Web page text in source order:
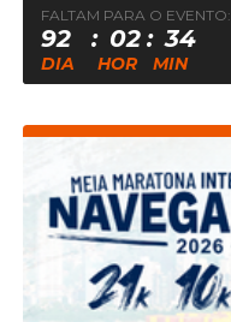
FALTAM PARA O EVENTO:
10
DE
NOVEMBRO
DE
ÀS
06:00:00
92
DIA
02
HOR
34
MIN